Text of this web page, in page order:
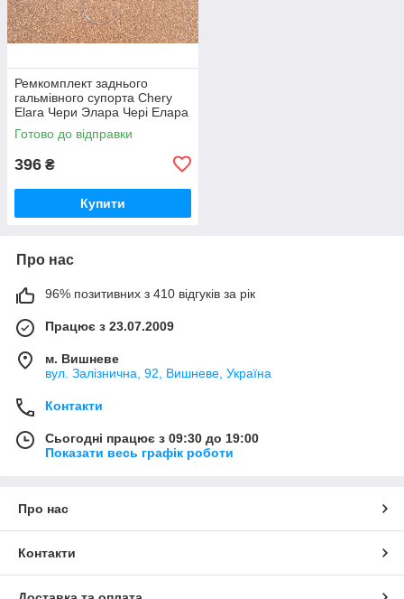
Ремкомплект заднього
гальмівного супорта Chery
Elara Чери Элара Чері Елара
Готово до відправки
396 ₴
Купити
Про нас
96% позитивних з 410 відгуків за рік
Працює з 23.07.2009
м. Вишневе
вул. Залізнична, 92, Вишневе, Україна
Контакти
Сьогодні працює з 09:30 до 19:00
Показати весь графік роботи
Про нас
Контакти